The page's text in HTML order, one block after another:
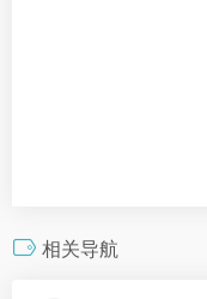
相关导航